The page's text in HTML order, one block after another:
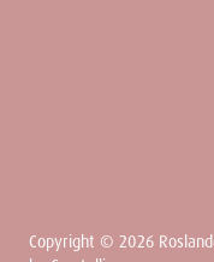
Copyright © 2026